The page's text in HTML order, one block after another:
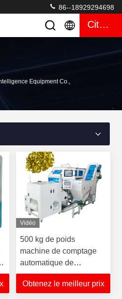
86--18929294698
Citation
Equipment Co.,
Vidéo
500 kg de poids
machine de comptage
automatique de
l'emballage pour le
matériel de caoutchouc
Obtenez le meilleur prix